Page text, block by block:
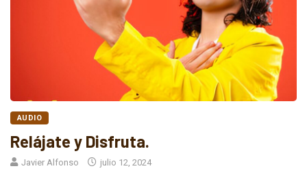
AUDIO
Relájate y Disfruta.
Javier Alfonso julio 12, 2024